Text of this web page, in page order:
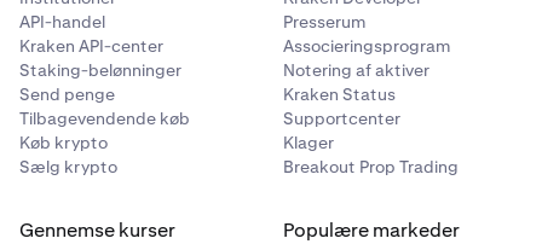
API-handel
Kraken API-center
Staking-belønninger
Send penge
Tilbagevendende køb
Køb krypto
Sælg krypto
Presserum
Associeringsprogram
Notering af aktiver
Kraken Status
Supportcenter
Klager
Breakout Prop Trading
Gennemse kurser Populære markeder